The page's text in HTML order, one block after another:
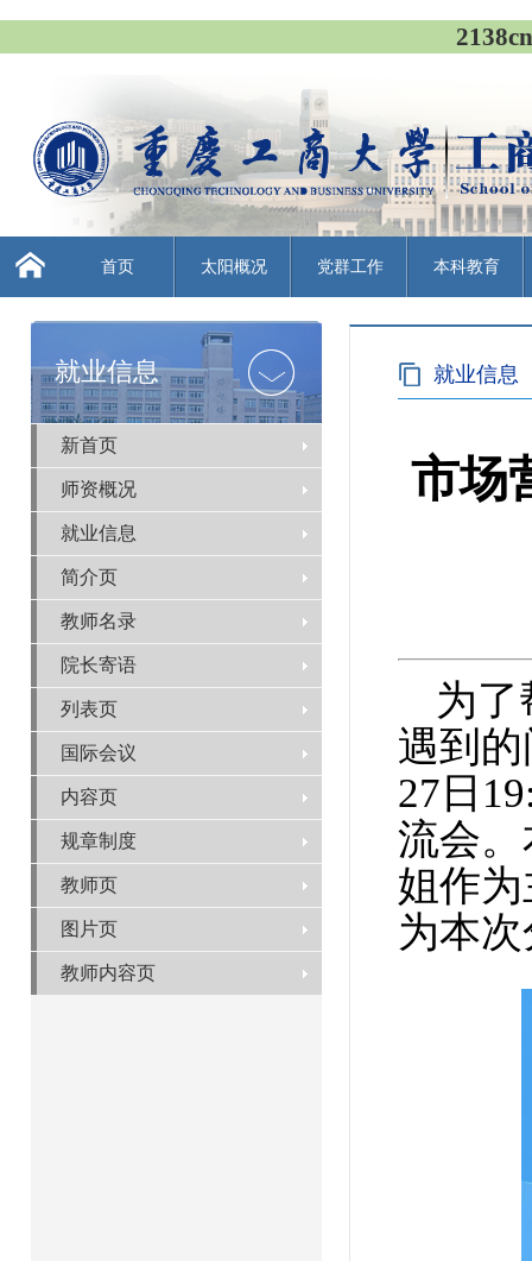
首页 太阳概况 党群工作 本科教育
就业信息
新首页
师资概况
就业信息
简介页
教师名录
院长寄语
列表页
国际会议
内容页
规章制度
教师页
图片页
教师内容页
就业信息
市场
为了
遇到
27 日 19
流会
姐作
为本